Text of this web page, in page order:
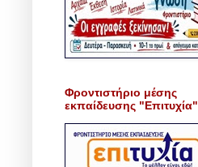
Φροντιστήριο μέσης
εκπαίδευσης "Επιτυχία"